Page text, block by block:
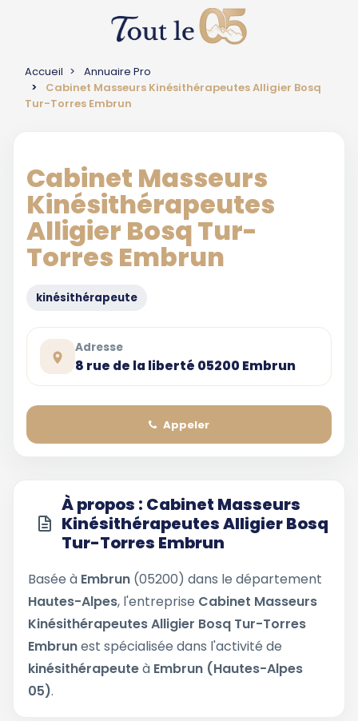
Accueil
Annuaire Pro
Cabinet Masseurs Kinésithérapeutes Alligier Bosq
Tur-Torres Embrun
Cabinet Masseurs
Kinésithérapeutes
Alligier Bosq Tur-
Torres Embrun
kinésithérapeute
Adresse
8 rue de la liberté 05200 Embrun
Appeler
À propos : Cabinet Masseurs
Kinésithérapeutes Alligier Bosq
Tur-Torres Embrun
Basée à Embrun (05200) dans le département
Hautes-Alpes, l'entreprise Cabinet Masseurs
Kinésithérapeutes Alligier Bosq Tur-Torres
Embrunest spécialisée dans l'activité de
kinésithérapeuteà Embrun (Hautes-Alpes
05).